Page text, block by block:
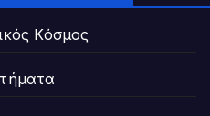
Κόσμος